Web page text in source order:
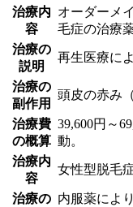
治療内
容
オーダーメ
毛症の治療
治療の
説明
再生医療に
治療の
副作用
頭皮の赤み
治療費
の概算
39,600円～
動。
治療内
容
女性型脱毛
治療の 内服薬によ